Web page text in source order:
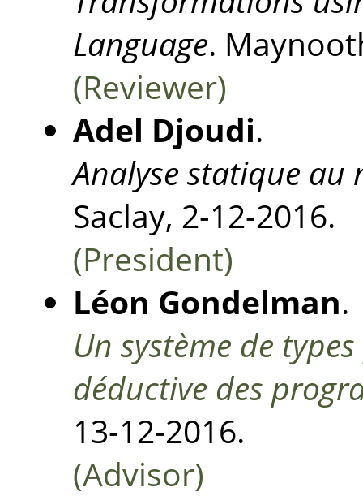
Language.
(Reviewer)
Adel Djoudi.
Analyse statique au
Saclay, 2-12-2016.
(President)
Léon Gondelman.
Un système de
déductive des
13-12-2016.
(Advisor)